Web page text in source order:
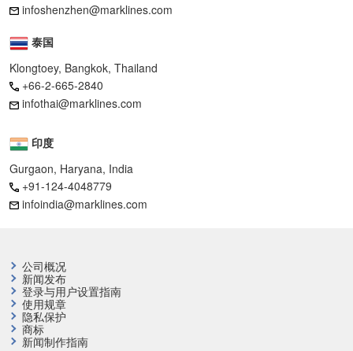
infoshenzhen@marklines.com
泰国
Klongtoey, Bangkok, Thailand
+66-2-665-2840
infothai@marklines.com
印度
Gurgaon, Haryana, India
+91-124-4048779
infoindia@marklines.com
公司概况
新闻发布
登录与用户设置指南
使用规章
隐私保护
商标
新闻制作指南